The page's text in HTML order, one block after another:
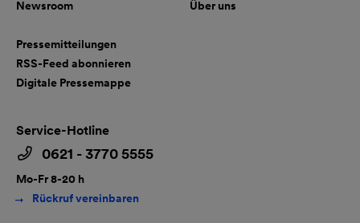
Newsroom
Über uns
Pressemitteilungen
RSS-Feed abonnieren
Digitale Pressemappe
Service-Hotline
0621 - 3770 5555
Mo-Fr 8-20 h
Rückruf vereinbaren